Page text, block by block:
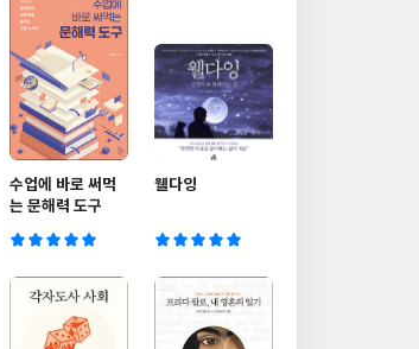
수업에 바로 써먹
는 문해력 도구
웰다잉